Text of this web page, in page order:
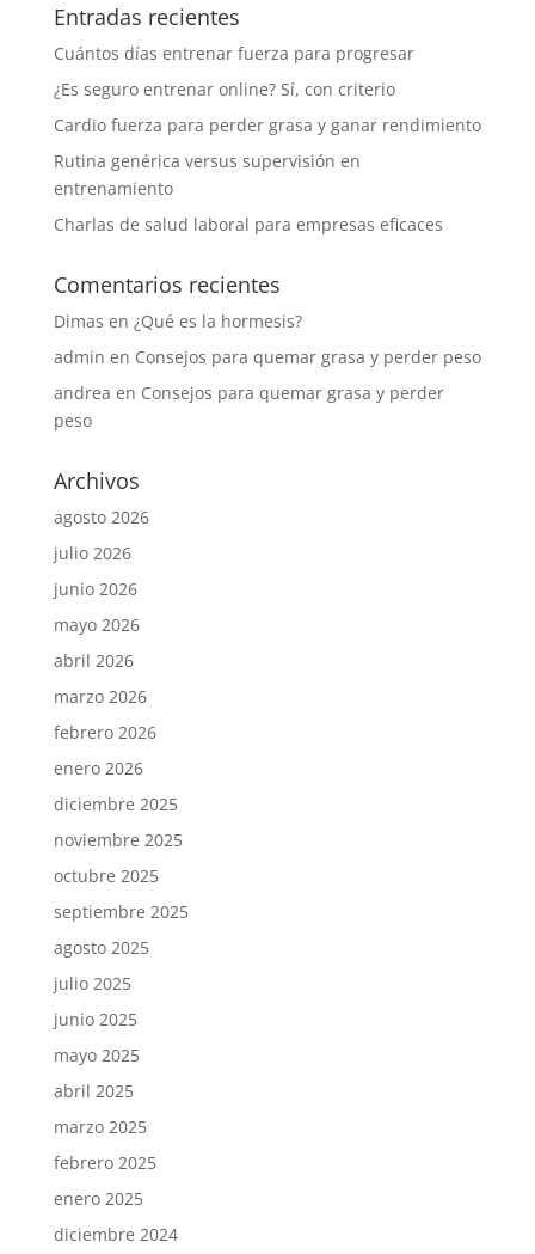
Entradas recientes
Cuántos días entrenar fuerza para progresar
¿Es seguro entrenar online? Sí, con criterio
Cardio fuerza para perder grasa y ganar rendimiento
Rutina genérica versus supervisión en
entrenamiento
Charlas de salud laboral para empresas eficaces
Comentarios recientes
Dimas en ¿Qué es la hormesis?
admin en Consejos para quemar grasa y perder peso
andrea en Consejos para quemar grasa y perder
peso
Archivos
agosto 2026
julio 2026
junio 2026
mayo 2026
abril 2026
marzo 2026
febrero 2026
enero 2026
diciembre 2025
noviembre 2025
octubre 2025
septiembre 2025
agosto 2025
julio 2025
junio 2025
mayo 2025
abril 2025
marzo 2025
febrero 2025
enero 2025
diciembre 2024